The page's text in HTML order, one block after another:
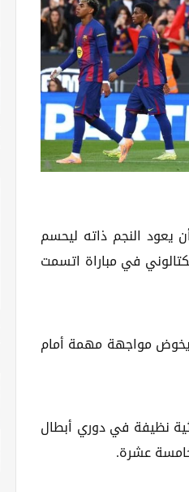
ليوقع داني أولمو على الهدف الثاني في الدقيقة 26، قبل أن يعود النجم ذاته ليحسم
في مباراة اتسمت
الذي يخوض مواجهة مهمة أمام
نظيفة في دوري أبطال
عشرة.